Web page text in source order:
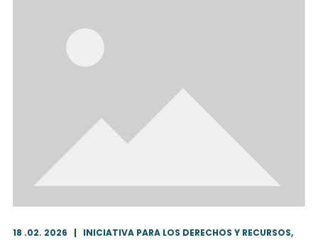
18 .02. 2026 | INICIATIVA PARA LOS DERECHOS Y RECURSOS,